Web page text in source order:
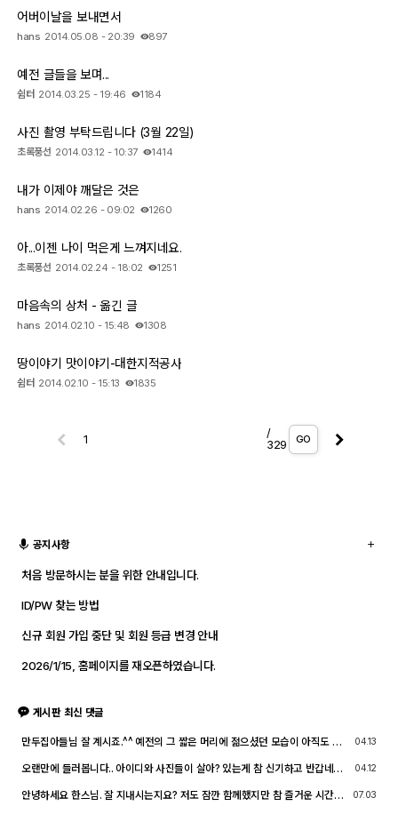
어버이날을 보내면서
hans 2014.05.08 - 20:39 897
예전 글들을 보며...
쉼터 2014.03.25 - 19:46 1184
사진 촬영 부탁드립니다 (3월 22일)
초록풍선 2014.03.12 - 10:37 1414
내가 이제야 깨달은 것은
hans 2014.02.26 - 09:02 1260
아...이젠 나이 먹은게 느껴지네요.
초록풍선 2014.02.24 - 18:02 1251
마음속의 상처 - 옮긴 글
hans 2014.02.10 - 15:48 1308
땅이야기 맛이야기-대한지적공사
쉼터 2014.02.10 - 15:13 1835
/
329
GO
공지사항
처음 방문하시는 분을 위한 안내입니다.
ID/PW 찾는 방법
신규 회원 가입 중단 및 회원 등급 변경 안내
2026/1/15, 홈페이지를 재오픈하였습니다.
게시판 최신 댓글
만두집아들님 잘 계시죠.^^ 예전의 그 짧은 머리에 젊으셨던 모습이 아직도 기
호회 활동의 추억을 남길 겸 가능한 계속 홈페이지를 유지할 예정입니다. 생각
나실 때 종종 방문해 주세요.^^
04.13
오랜만에 들러봅니다.. 아이디와 사진들이 살아? 있는게 참 신기하고 반갑네요
이제 제가 그 나이가 되버렸습니다^^..
04.12
안녕하세요 한스님. 잘 지내시는지요? 저도 잠깐 함께했지만 참 즐거운 시간이
07.03